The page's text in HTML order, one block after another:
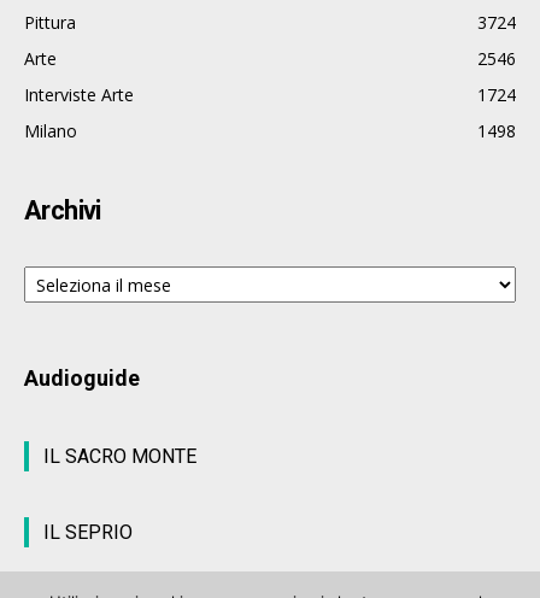
Pittura
3724
Arte
2546
Interviste Arte
1724
Milano
1498
Archivi
Archivi
Audioguide
IL SACRO MONTE
IL SEPRIO